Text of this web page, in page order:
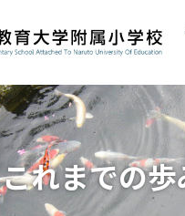
これまでの歩